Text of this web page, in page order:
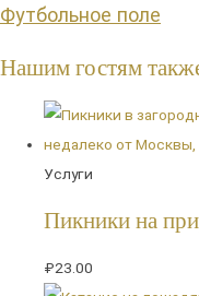
Футбольное поле
Нашим гостям
Услуги
Пикники на
₽23.00